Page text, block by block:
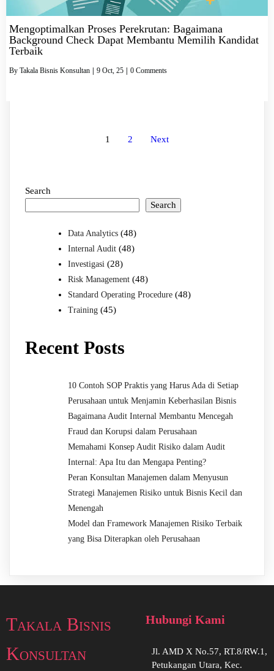
Mengoptimalkan Proses Perekrutan: Bagaimana
Background Check Dapat Membantu Memilih Kandidat
Terbaik
By Takala Bisnis Konsultan | 9 Oct, 25 | 0 Comments
1 2 Next
Search
Search
Data Analytics (48)
Internal Audit (48)
Investigasi (28)
Risk Management (48)
Standard Operating Procedure (48)
Training (45)
Recent Posts
10 Contoh SOP Praktis yang Harus Ada di Setiap
Perusahaan untuk Menjamin Keberhasilan Bisnis
Bagaimana Audit Internal Membantu Mencegah
Fraud dan Korupsi dalam Perusahaan
Memahami Konsep Audit Risiko dalam Audit
Internal: Apa Itu dan Mengapa Penting?
Peran Konsultan Manajemen dalam Menyusun
Strategi Manajemen Risiko untuk Bisnis Kecil dan
Menengah
Model dan Framework Manajemen Risiko Terbaik
yang Bisa Diterapkan oleh Perusahaan
Takala Bisnis
Konsultan
Hubungi Kami
Jl. AMD X No.57, RT.8/RW.1,
Petukangan Utara, Kec.